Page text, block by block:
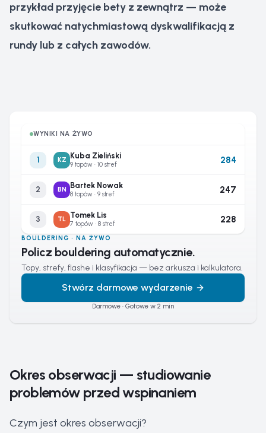
przykład przyjęcie bety z zewnątrz — może
skutkować natychmiastową dyskwalifikacją z
rundy lub z całych zawodów.
WYNIKI NA ŻYWO
1 KZ Kuba Zieliński
9 topów · 10 stref 284
2 BN Bartek Nowak
8 topów · 9 stref 247
3 TL Tomek Lis
7 topów · 8 stref 228
BOULDERING · NA ŻYWO
Policz bouldering automatycznie.
Topy, strefy, flashe i klasyfikacja — bez arkusza i kalkulatora.
Stwórz darmowe wydarzenie
Darmowe · Gotowe w 2 min
Okres obserwacji — studiowanie
problemów przed wspinaniem
Czym jest okres obserwacji?